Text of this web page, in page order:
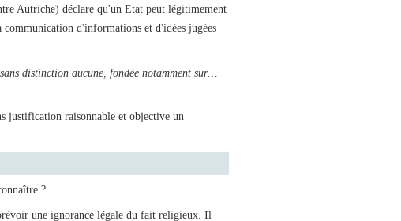
Autriche) déclare qu'un Etat peut légitimement
communication d'informations et d'idées jugées
distinction aucune, fondée notamment sur…
justification raisonnable et objective un
?
une ignorance légale du fait religieux. Il